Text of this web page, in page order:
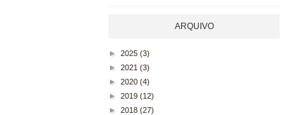
ARQUIVO
► 2025 (3)
► 2021 (3)
► 2020 (4)
► 2019 (12)
► 2018 (27)